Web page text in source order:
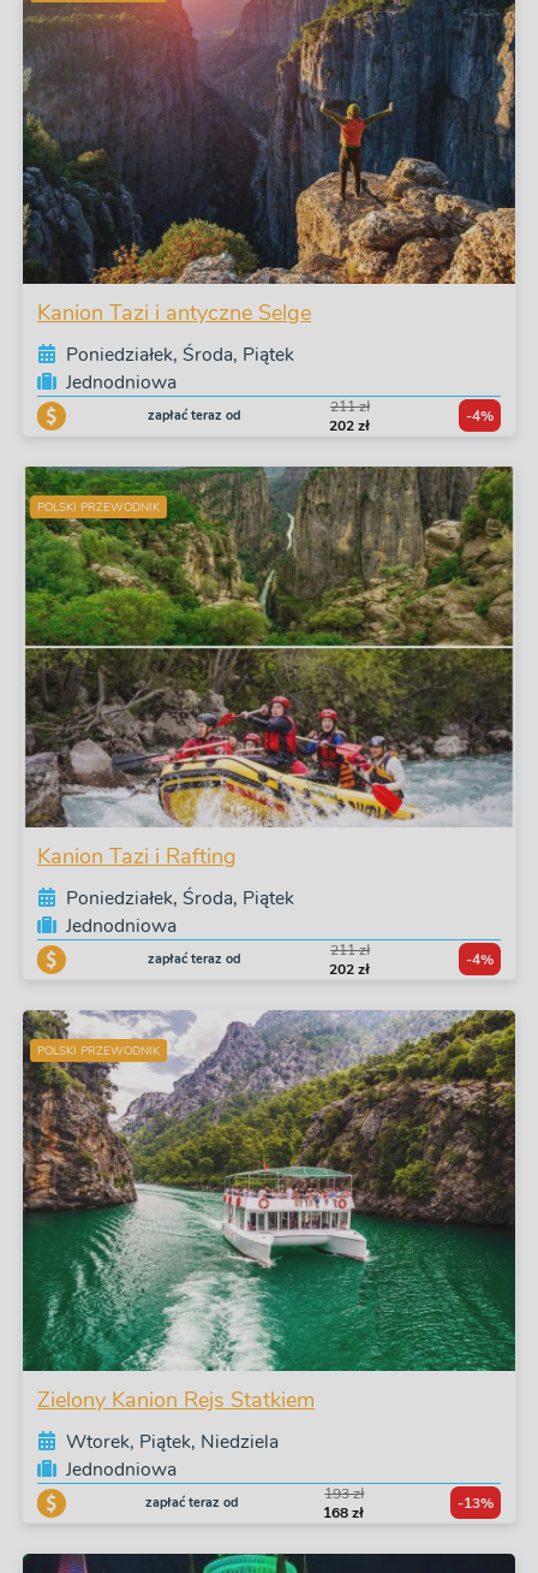
Kanion Tazi i antyczne Selge
Poniedziałek, Środa, Piątek
Jednodniowa
zapłać teraz od
211 zł
202 zł
-4%
POLSKI PRZEWODNIK
Kanion Tazi i Rafting
Poniedziałek, Środa, Piątek
Jednodniowa
zapłać teraz od
211 zł
202 zł
-4%
POLSKI PRZEWODNIK
Zielony Kanion Rejs Statkiem
Wtorek, Piątek, Niedziela
Jednodniowa
zapłać teraz od
193 zł
168 zł
-13%